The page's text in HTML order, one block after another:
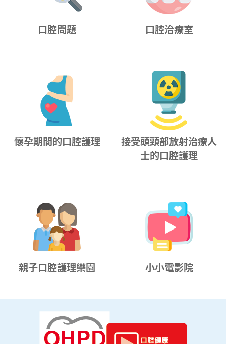
口腔問題 口腔治療室
懷孕期間的口腔護理
接受頭頸部放射治療人
士的口腔護理
親子口腔護理樂園 小小電影院